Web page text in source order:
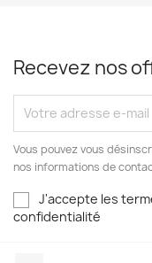
Recevez nos
Vous pouvez vous
nos informations de
J'accepte les
confidentialité